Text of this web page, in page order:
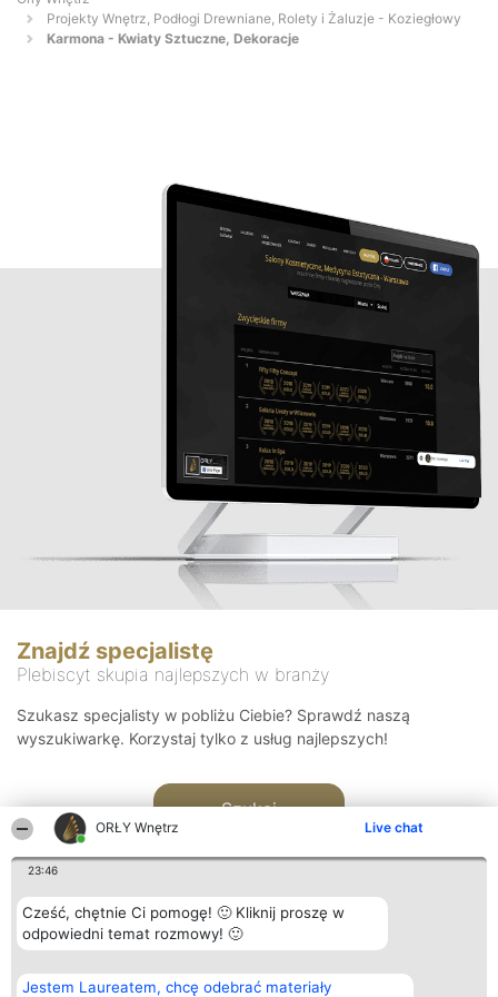
ORŁY Wnętrz Live chat
23:46
Cześć, chętnie Ci pomogę! 🙂 Kliknij proszę w
odpowiedni temat rozmowy! 🙂
Jestem Laureatem, chcę odebrać materiały
Projekty Wnętrz, Podłogi Drewniane, Rolety i Żaluzje - Koziegłowy
Karmona - Kwiaty Sztuczne, Dekoracje
Znajdź specjalistę
Plebiscyt skupia najlepszych w branży
Szukasz specjalisty w pobliżu Ciebie? Sprawdź naszą
wyszukiwarkę. Korzystaj tylko z usług najlepszych!
Szukaj
Organizator plebiscytu
Bright Side Solutions sp. z o.
Plebiscyt
Laureaci
Kontakt
Kontakt